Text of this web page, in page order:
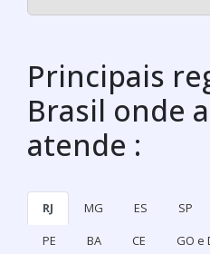
Principais
Brasil onde
atende :
RJ MG ES SP
PE
BA CE GO e